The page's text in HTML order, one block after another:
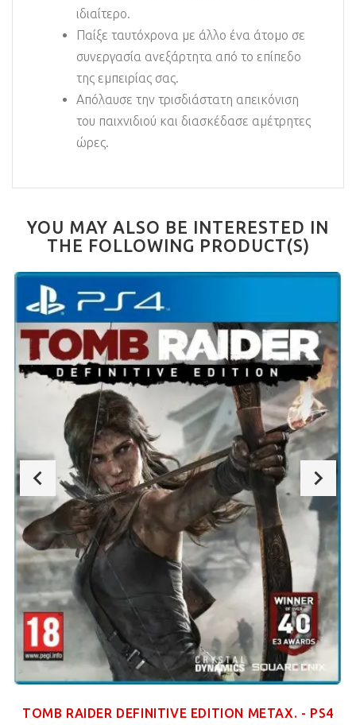
ιδιαίτερο.
Παίξε ταυτόχρονα με άλλο ένα άτομο σε
συνεργασία ανεξάρτητα από το επίπεδο
της εμπειρίας σας.
Απόλαυσε την τρισδιάστατη απεικόνιση
του παιχνιδιού και διασκέδασε αμέτρητες
ώρες.
YOU MAY ALSO BE INTERESTED IN
THE FOLLOWING PRODUCT(S)
TOMB RAIDER DEFINITIVE EDITION ΜΕΤΑΧ. - PS4